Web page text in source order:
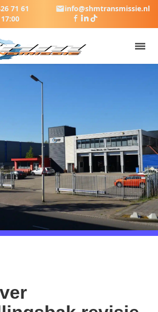
71 61
info@shmtransmissie.nl